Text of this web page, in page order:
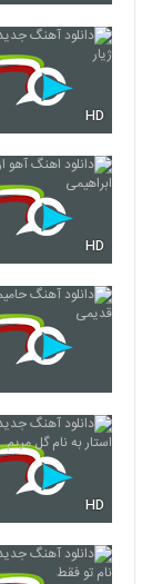
2109
2110
2112
2113
HD
HD
HD